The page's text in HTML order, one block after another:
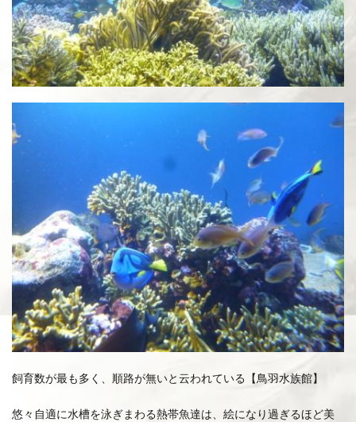
飼育数が最も多く、順路が無いと云われている【鳥羽水族館】
悠々自適に水槽を泳ぎまわる熱帯魚達は、絵になり過ぎるほど美